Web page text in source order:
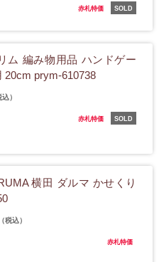
赤札特価 SOLD
ム 編み物用品 ハンドゲー
20cm prym-610738
込）
赤札特価 SOLD
横田 ダルマ かせくり
（税込）
赤札特価